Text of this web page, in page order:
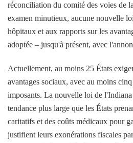
réconciliation du comité des voies de
examen minutieux, aucune nouvelle
hôpitaux et aux rapports sur les
adoptée – jusqu'à présent, avec
Actuellement, au moins 25 États
avantages sociaux, avec au moins
imposants. La nouvelle loi de
tendance plus large que les États
caritatifs et des coûts médicaux pour
justifient leurs exonérations fiscales